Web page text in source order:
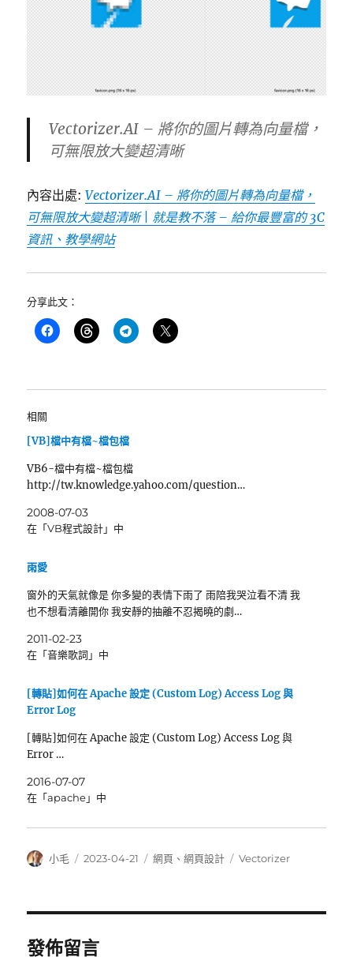
Vectorizer.AI – 將你的圖片轉為向量檔，
可無限放大變超清晰
內容出處:Vectorizer.AI – 將你的圖片轉為向量檔，
可無限放大變超清晰 | 就是教不落 – 給你最豐富的 3C
資訊、教學網站
分享此文：
相關
[VB]檔中有檔~檔包檔
VB6-檔中有檔~檔包檔
http://tw.knowledge.yahoo.com/question…
2008-07-03
在「VB程式設計」中
雨愛
窗外的天氣就像是 你多變的表情下雨了 雨陪我哭泣看不清 我
也不想看清離開你 我安靜的抽離不忍揭曉的劇…
2011-02-23
在「音樂歌詞」中
[轉貼]如何在 Apache 設定 (Custom Log) Access Log 與
Error Log
[轉貼]如何在 Apache 設定 (Custom Log) Access Log 與
Error …
2016-07-07
在「apache」中
作
小毛
發
2023-04-21
分
網頁 、網頁設計
標
Vectorizer
發佈留言